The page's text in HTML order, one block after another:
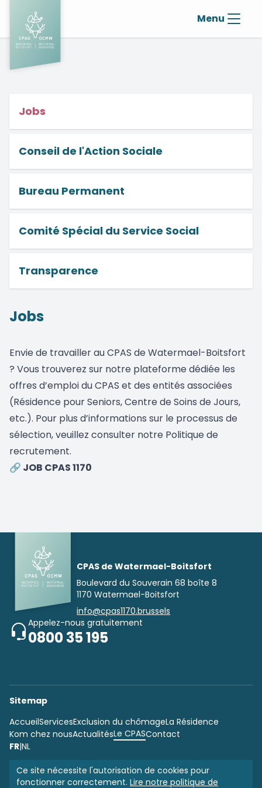
Ce site nécessite l'autorisation de cookies pour
fonctionner correctement. Lire notre politique de
Menu
Jobs
Conseil de l'Action Sociale
Bureau Permanent
Comité Spécial du Service Social
Transparence
Jobs
Envie de travailler au CPAS de Watermael-Boitsfort
? Vous trouverez sur notre plateforme dédiée les
offres d’emploi du CPAS et des entités associées
(Résidence pour Seniors, Centre de Soins de Jours,
etc.). Pour plus d’informations sur le processus de
sélection, veuillez consulter notre Politique de
recrutement.
🔗 JOB CPAS 1170
CPAS de Watermael-Boitsfort
Boulevard du Souverain 68 boîte 8
1170 Watermael-Boitsfort
info@cpas1170.brussels
Appelez-nous gratuitement
0800 35 195
Sitemap
AccueilServicesExclusion du chômageLa Résidence
Kom chez nousActualitésLe CPASContact
FR|NL